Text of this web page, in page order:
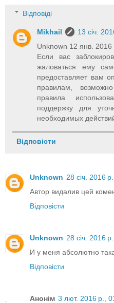
Відповіді
Mikhail
13 січ.
Unknown 12 янв. 2016
Если вас
жаловаться ему
предоставляет вам
правилам,
правила
поддержку для
необходимых
Відповісти
Unknown 28 січ. 2016
Автор видалив цей
Відповісти
Unknown 28 січ. 2016
И у меня абсолютно
Відповісти
Анонім 3 лют. 2016 р.,